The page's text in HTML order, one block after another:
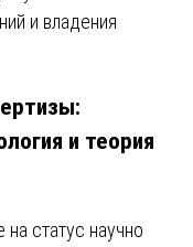
и владения
и теория
статус научно